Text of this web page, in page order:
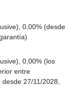
0,00% (desde
0,00% (los
entre
27/11/2028,